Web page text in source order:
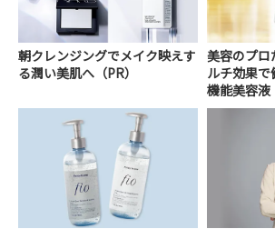
朝クレンジングでメイク映えす
る潤い美肌へ（PR）
美容のプロ
ルチ効果
機能美容液